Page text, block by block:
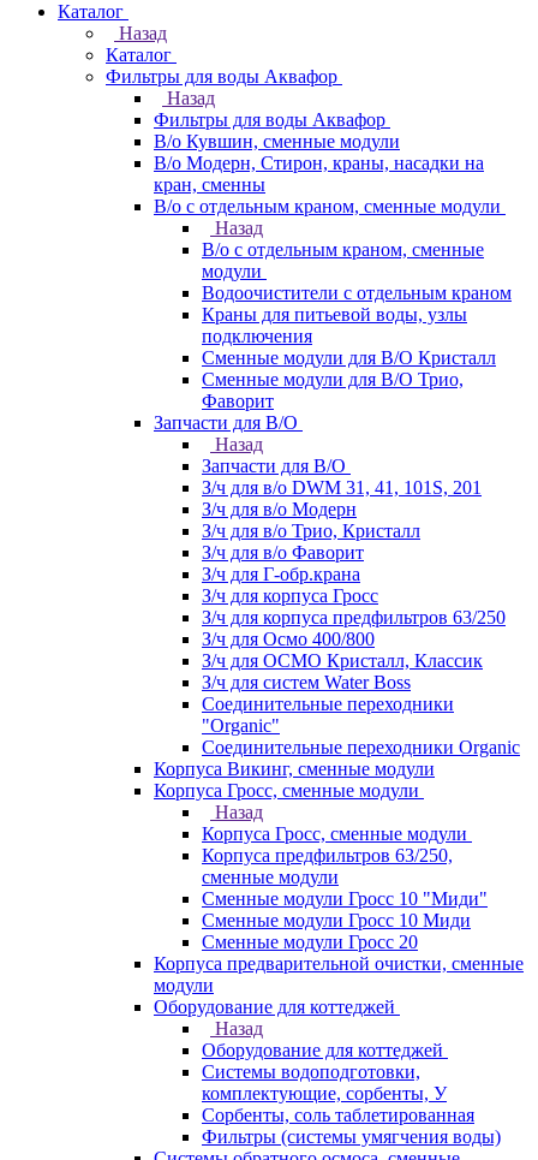
Каталог
Назад
Каталог
Фильтры для воды Аквафор
Назад
Фильтры для воды Аквафор
В/о Кувшин, сменные модули
В/о Модерн, Стирон, краны, насадки на
кран, сменны
В/о с отдельным краном, сменные модули
Назад
В/о с отдельным краном, сменные
модули
Водоочистители с отдельным краном
Краны для питьевой воды, узлы
подключения
Сменные модули для В/О Кристалл
Сменные модули для В/О Трио,
Фаворит
Запчасти для В/О
Назад
Запчасти для В/О
З/ч для в/о DWM 31, 41, 101S, 201
З/ч для в/о Модерн
З/ч для в/о Трио, Кристалл
З/ч для в/о Фаворит
З/ч для Г-обр.крана
З/ч для корпуса Гросс
З/ч для корпуса предфильтров 63/250
З/ч для Осмо 400/800
З/ч для ОСМО Кристалл, Классик
З/ч для систем Water Boss
Соединительные переходники
"Organic"
Соединительные переходники Organic
Корпуса Викинг, сменные модули
Корпуса Гросс, сменные модули
Назад
Корпуса Гросс, сменные модули
Корпуса предфильтров 63/250,
сменные модули
Сменные модули Гросс 10 "Миди"
Сменные модули Гросс 10 Миди
Сменные модули Гросс 20
Корпуса предварительной очистки, сменные
модули
Оборудование для коттеджей
Назад
Оборудование для коттеджей
Системы водоподготовки,
комплектующие, сорбенты, У
Сорбенты, соль таблетированная
Фильтры (системы умягчения воды)